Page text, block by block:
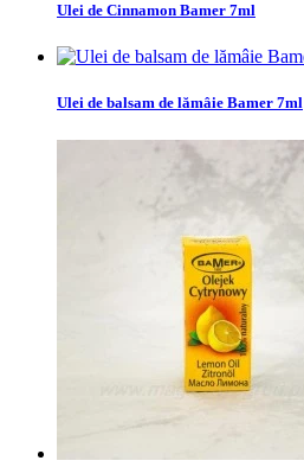
Ulei de Cinnamon Bamer 7ml
Ulei de balsam de lămâie Bamer 7ml